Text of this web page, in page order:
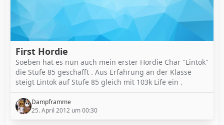
First Hordie
Soeben hat es nun auch mein erster Hordie Char "Lintok"
die Stufe 85 geschafft . Aus Erfahrung an der Klasse
steigt Lintok auf Stufe 85 gleich mit 103k Life ein .
Dampframme
25. April 2012 um 00:30